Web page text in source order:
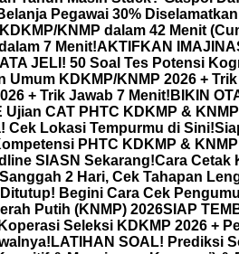
Pegawai 30%
KNMP dalam 42 Menit
7 Menit!AKTIFKAN
JELI! 50 Soal Tes Potensi
KDKMP/KNMP 2026 +
+ Trik Jawab 7 Menit! BIKIN
Ujian CAT PHTC KDKMP &
Cek Lokasi Tempurmu di Sini!
PHTC KDKMP &
SIASN Sekarang!Cara Cetak
2 Hari, Cek Tahapan
Ditutup! Begini Cara Cek
Putih (KNMP) 2026SIAP
Seleksi KDKMP 2026 +
LATIHAN SOAL! Prediksi